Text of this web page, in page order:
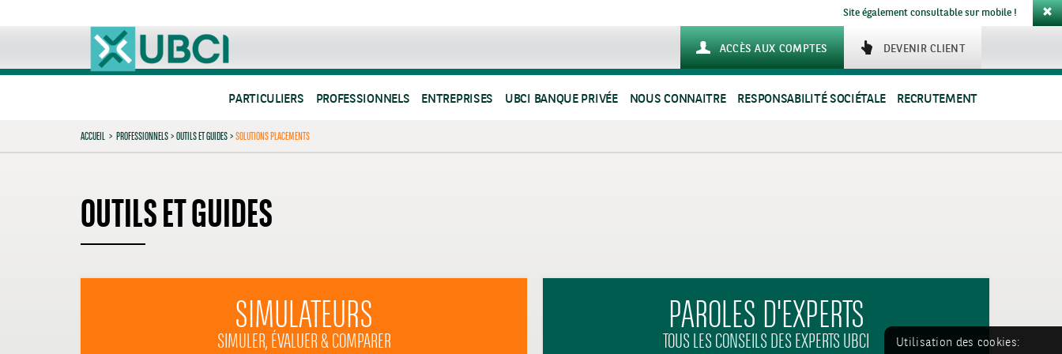
Site également consultable sur mobile !
DEVENIR CLIENT
ACCÈS AUX COMPTES
PARTICULIERS PROFESSIONNELS ENTREPRISES UBCI BANQUE PRIVÉE NOUS CONNAITRE RESPONSABILITÉ SOCIÉTALE RECRUTEMENT
ACCUEIL > PROFESSIONNELS>OUTILS ET GUIDES>SOLUTIONS PLACEMENTS
OUTILS ET GUIDES
SIMULATEURS
SIMULER, ÉVALUER & COMPARER PAROLES D'EXPERTS
TOUS LES CONSEILS DES EXPERTS UBCI Utilisation des cookies: